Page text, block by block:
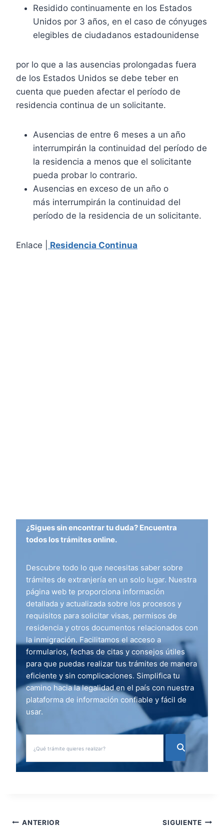
Residido continuamente en los Estados
Unidos por 3 años, en el caso de cónyuges
elegibles de ciudadanos estadounidense
por lo que a las ausencias prolongadas fuera
de los Estados Unidos se debe teber en
cuenta que pueden afectar el período de
residencia continua de un solicitante.
Ausencias de entre 6 meses a un año
interrumpirán la continuidad del período de
la residencia a menos que el solicitante
pueda probar lo contrario.
Ausencias en exceso de un año o
más interrumpirán la continuidad del
período de la residencia de un solicitante.
Enlace | Residencia Continua
¿Sigues sin encontrar tu duda? Encuentra
todos los trámites online.
Descubre todo lo que necesitas saber sobre
trámites de extranjería en un solo lugar. Nuestra
página web te proporciona información
detallada y actualizada sobre los procesos y
requisitos para solicitar visas, permisos de
residencia y otros documentos relacionados con
la inmigración. Facilitamos el acceso a
formularios, fechas de citas y consejos útiles
para que puedas realizar tus trámites de manera
eficiente y sin complicaciones. Simplifica tu
camino hacia la legalidad en el país con nuestra
plataforma de información confiable y fácil de
usar.
N ANTERIOR SIGUIENTE